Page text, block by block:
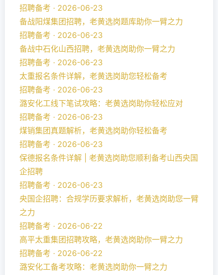
招聘备考 · 2026-06-23
备战阳煤集团招聘，老黄选岗题库助你一臂之力
招聘备考 · 2026-06-23
备战中石化山西招聘，老黄选岗助你一臂之力
招聘备考 · 2026-06-23
太重报名条件详解，老黄选岗助您轻松备考
招聘备考 · 2026-06-23
潞安化工线下笔试攻略：老黄选岗助你轻松应对
招聘备考 · 2026-06-23
煤销集团真题解析，老黄选岗助你轻松备考
招聘备考 · 2026-06-23
保德报名条件详解 | 老黄选岗助您顺利备考山西央国
企招聘
招聘备考 · 2026-06-23
央国企招聘：合规学历要求解析，老黄选岗助您一臂
之力
招聘备考 · 2026-06-22
高平太重集团招聘攻略，老黄选岗助你一臂之力
招聘备考 · 2026-06-22
潞安化工备考攻略：老黄选岗助你一臂之力